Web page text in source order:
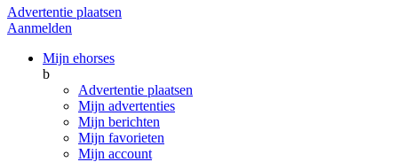
Advertentie plaatsen
Aanmelden
Mijn ehorses
b
Advertentie plaatsen
Mijn advertenties
Mijn berichten
Mijn favorieten
Mijn account